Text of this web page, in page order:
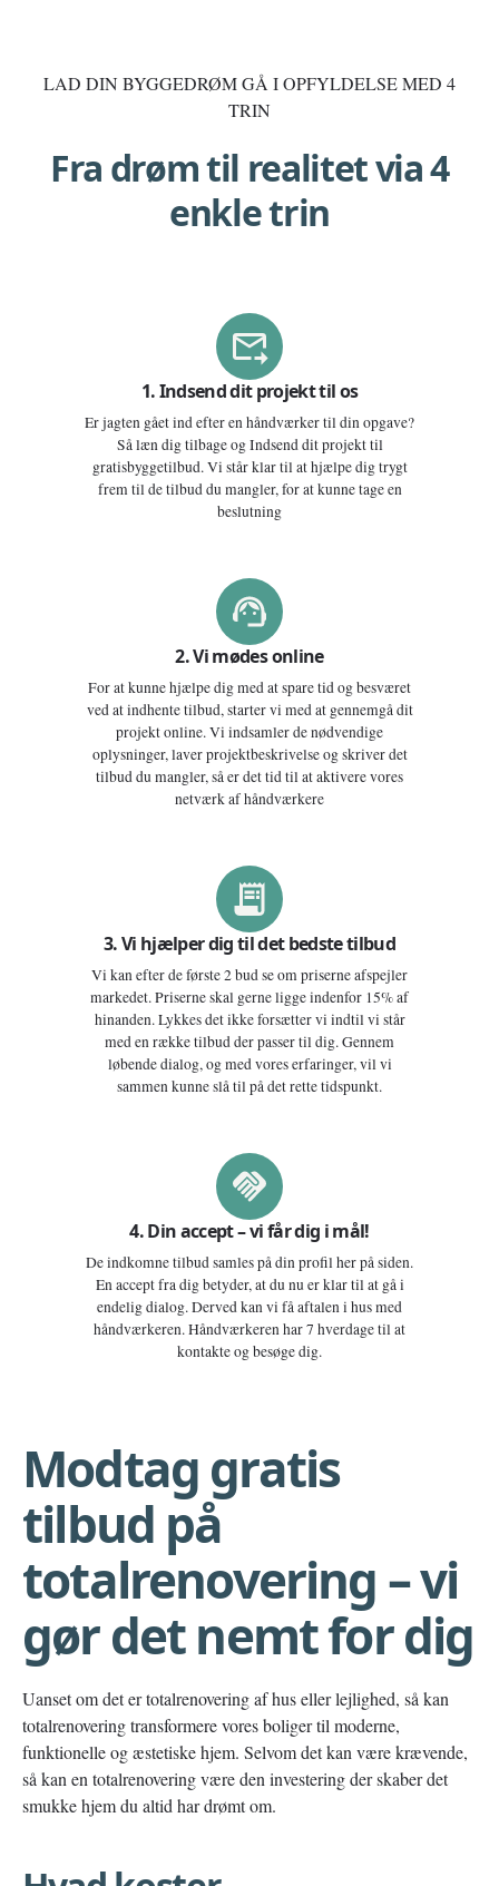
LAD DIN BYGGEDRØM GÅ I OPFYLDELSE MED 4
TRIN
Fra drøm til realitet via 4
enkle trin
1. Indsend dit projekt til os
Er jagten gået ind efter en håndværker til din opgave?
Så læn dig tilbage og Indsend dit projekt til
gratisbyggetilbud. Vi står klar til at hjælpe dig trygt
frem til de tilbud du mangler, for at kunne tage en
beslutning
2. Vi mødes online
For at kunne hjælpe dig med at spare tid og besværet
ved at indhente tilbud, starter vi med at gennemgå dit
projekt online. Vi indsamler de nødvendige
oplysninger, laver projektbeskrivelse og skriver det
tilbud du mangler, så er det tid til at aktivere vores
netværk af håndværkere
3. Vi hjælper dig til det bedste tilbud
Vi kan efter de første 2 bud se om priserne afspejler
markedet. Priserne skal gerne ligge indenfor 15% af
hinanden. Lykkes det ikke forsætter vi indtil vi står
med en række tilbud der passer til dig. Gennem
løbende dialog, og med vores erfaringer, vil vi
sammen kunne slå til på det rette tidspunkt.
4. Din accept – vi får dig i mål!
De indkomne tilbud samles på din profil her på siden.
En accept fra dig betyder, at du nu er klar til at gå i
endelig dialog. Derved kan vi få aftalen i hus med
håndværkeren. Håndværkeren har 7 hverdage til at
kontakte og besøge dig.
Modtag gratis
tilbud på
totalrenovering – vi
gør det nemt for dig
Uanset om det er totalrenovering af hus eller lejlighed, så kan
totalrenovering transformere vores boliger til moderne,
funktionelle og æstetiske hjem. Selvom det kan være krævende,
så kan en totalrenovering være den investering der skaber det
smukke hjem du altid har drømt om.